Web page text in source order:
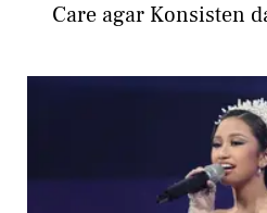
Care agar Konsisten